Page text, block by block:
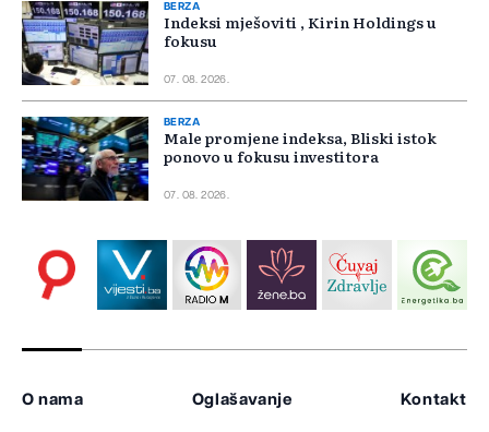
BERZA
Indeksi mješoviti , Kirin Holdings u
fokusu
07. 08. 2026.
BERZA
Male promjene indeksa, Bliski istok
ponovo u fokusu investitora
07. 08. 2026.
O nama Oglašavanje Kontakt